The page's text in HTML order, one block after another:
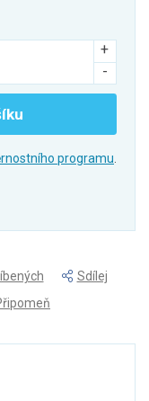
programu
Sdílej